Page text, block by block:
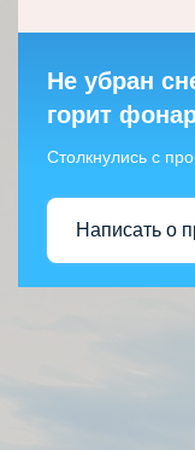
Не убран
горит
Столкнулись с
Написать о